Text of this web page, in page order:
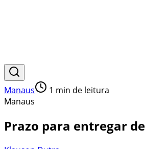
Manaus 1 min de leitura
Manaus
Prazo para entregar